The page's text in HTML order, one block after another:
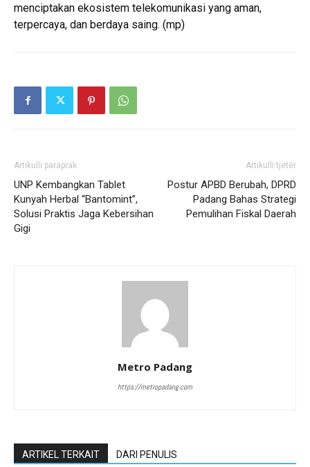
menciptakan ekosistem telekomunikasi yang aman,
terpercaya, dan berdaya saing. (mp)
Artikulli paraprak
UNP Kembangkan Tablet
Kunyah Herbal “Bantomint”,
Solusi Praktis Jaga Kebersihan
Gigi
Artikulli tjetër
Postur APBD Berubah, DPRD
Padang Bahas Strategi
Pemulihan Fiskal Daerah
Metro Padang
https://metropadang.com
ARTIKEL TERKAIT DARI PENULIS